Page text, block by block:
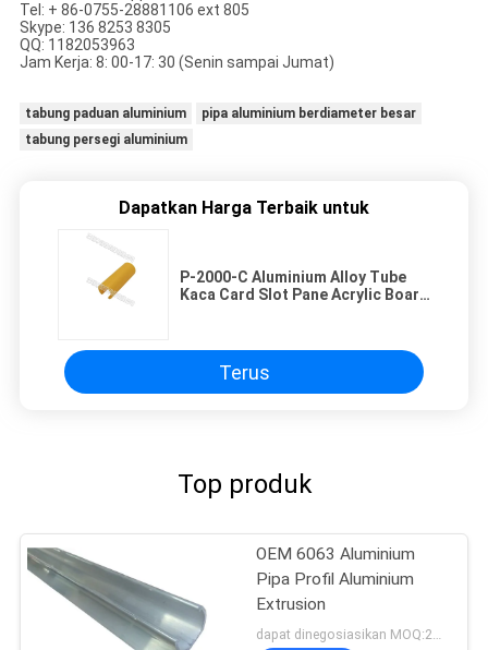
Tel: + 86-0755-28881106 ext 805
Skype: 136 8253 8305
QQ: 1182053963
Jam Kerja: 8: 00-17: 30 (Senin sampai Jumat)
tabung paduan aluminium
pipa aluminium berdiameter besar
tabung persegi aluminium
Dapatkan Harga Terbaik untuk
P-2000-C Aluminium Alloy Tube
Kaca Card Slot Pane Acrylic Board
Terus
Top produk
OEM 6063 Aluminium
Pipa Profil Aluminium
Extrusion
dapat dinegosiasikan MOQ:200 meter